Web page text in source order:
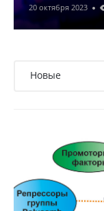
20 октября 2023
Новые